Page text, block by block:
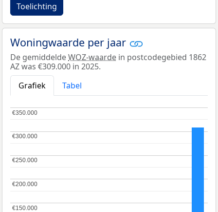
Toelichting
Woningwaarde per jaar
De gemiddeldeWOZ-waarde in postcodegebied 1862
AZ was €309.000 in 2025.
Grafiek
Tabel
€150.000
€150.000
€200.000
€200.000
€250.000
€250.000
€300.000
€300.000
€350.000
€350.000